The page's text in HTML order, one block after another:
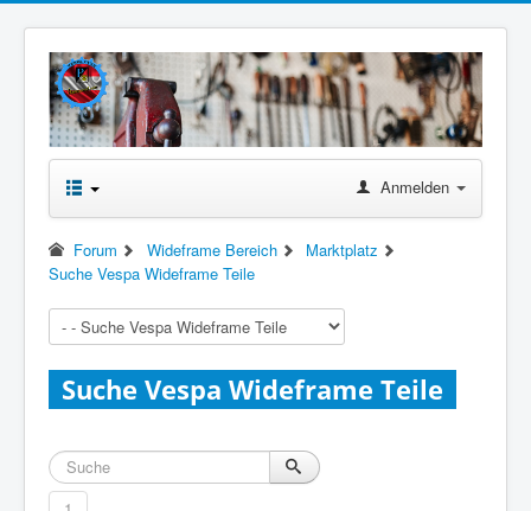
Anmelden
Forum Wideframe Bereich
Marktplatz
Suche Vespa Wideframe Teile
Suche Vespa Wideframe Teile